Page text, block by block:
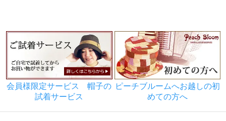
会員様限定サービス 帽子の
試着サービス
ピーチブルームへお越しの初
めての方へ